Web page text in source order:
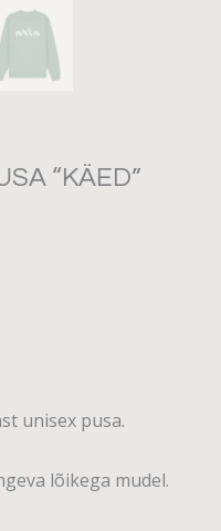
“KÄED”
unisex pusa.
lõikega mudel.